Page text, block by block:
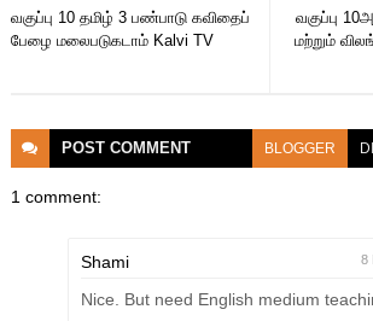
வகுப்பு
மற்றும்
வகுப்பு 10 தமிழ் 3 பண்பாடு கவிதைப்
பேழை மலைபடுகடாம் Kalvi TV
POST COMMENT BLOGGER
1 comment:
Shami 8
Nice. But need English medium